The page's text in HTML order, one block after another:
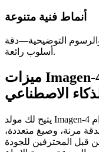
أنماط فنية متنوعة
والرسوم التوضيحية—دقة
أسلوب رائعة.
ميزات Imagen-4 – إنشاء صور احترافية
الاصطناعي
يتيح لك مولد Imagen-4 إنشاء صور واقعية وفنية وتجارية باستخدام
مرنة، وصيغ متعددة،
المحترفين للجودة